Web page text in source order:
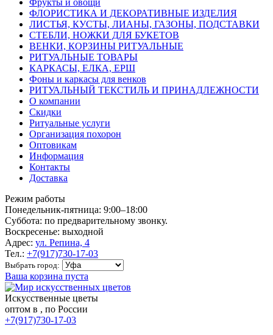
Фрукты и овощи
ФЛОРИСТИКА И ДЕКОРАТИВНЫЕ ИЗДЕЛИЯ
ЛИСТЬЯ, КУСТЫ, ЛИАНЫ, ГАЗОНЫ, ПОДСТАВКИ
СТЕБЛИ, НОЖКИ ДЛЯ БУКЕТОВ
ВЕНКИ, КОРЗИНЫ РИТУАЛЬНЫЕ
РИТУАЛЬНЫЕ ТОВАРЫ
КАРКАСЫ, ЕЛКА, ЕРШ
Фоны и каркасы для венков
РИТУАЛЬНЫЙ ТЕКСТИЛЬ И ПРИНАДЛЕЖНОСТИ
О компании
Скидки
Ритуальные услуги
Организация похорон
Оптовикам
Информация
Контакты
Доставка
Режим работы
Понедельник-пятница: 9:00–18:00
Суббота: по предварительному звонку.
Воскресенье: выходной
Адрес: ул. Репина, 4
Тел.: +7(917)730-17-03
Выбрать город:
Ваша корзина пуста
Искусственные цветы
оптом в , по России
+7(917)730-17-03